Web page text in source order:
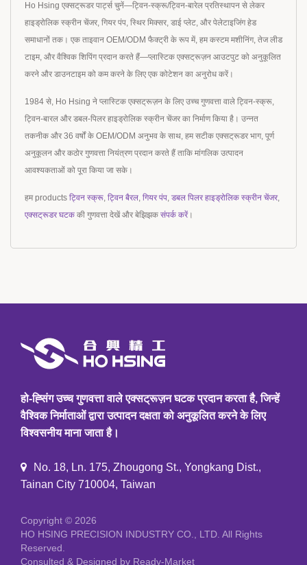
Ho Hsing एक्सट्रूडर पार्ट्स चुनें—ट्विन-स्क्रू/ट्विन-बारेल प्रतिस्थापन से लेकर
हाइड्रोलिक स्क्रीन चेंजर, गियर पंप, स्थिर मिक्सर, डाई प्लेट, और पेलेटाइजिंग हेड
समाधानों तक। एक ताइवान OEM/ODM फैक्ट्री के रूप में, हम कस्टम मशीनिंग, तेज लीड
टाइम, और वैश्विक शिपिंग प्रदान करते हैं—प्लास्टिक एक्सट्रूज़न आउटपुट को अनुकूलित
करने और डाउनटाइम को कम करने के लिए एक कोटेशन का अनुरोध करें।
1984 से, Ho Hsing ने प्लास्टिक एक्सट्रूज़न के लिए उच्च गुणवत्ता वाले ट्विन-स्क्रू,
ट्विन-बारल और डबल-पिलर हाइड्रोलिक स्क्रीन चेंजर का निर्माण किया है। उन्नत
तकनीक और 36 वर्षों के OEM/ODM अनुभव के साथ, हम सटीक एक्सट्रूडर भाग, पूर्ण
अनुकूलन और कठोर गुणवत्ता नियंत्रण प्रदान करते हैं ताकि मांगलिक उत्पादन
आवश्यकताओं को पूरा किया जा सके।
हम products ट्विन स्क्रू, ट्विन बैरल, गियर पंप, डबल पिलर हाइड्रोलिक स्क्रीन चेंजर,
एक्सट्रूडर घटक की गुणवत्ता देखें और बेझिझक संपर्क करें।
हो-ह्सिंग उच्च गुणवत्ता वाले एक्सट्रूज़न घटक प्रदान करता है, जिन्हें
वैश्विक निर्माताओं द्वारा उत्पादन दक्षता को अनुकूलित करने के लिए
विश्वसनीय माना जाता है।
No. 18, Ln. 175, Zhougong St., Yongkang Dist.,
Tainan City 710004, Taiwan
Copyright © 2026
HO HSING PRECISION INDUSTRY CO., LTD. All Rights
Reserved.
Consulted & Designed by Ready-Market